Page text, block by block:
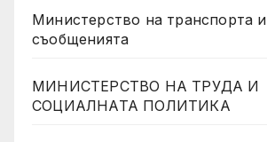
Министерство на транспорта и
съобщенията
МИНИСТЕРСТВО НА ТРУДА И
СОЦИАЛНАТА ПОЛИТИКА